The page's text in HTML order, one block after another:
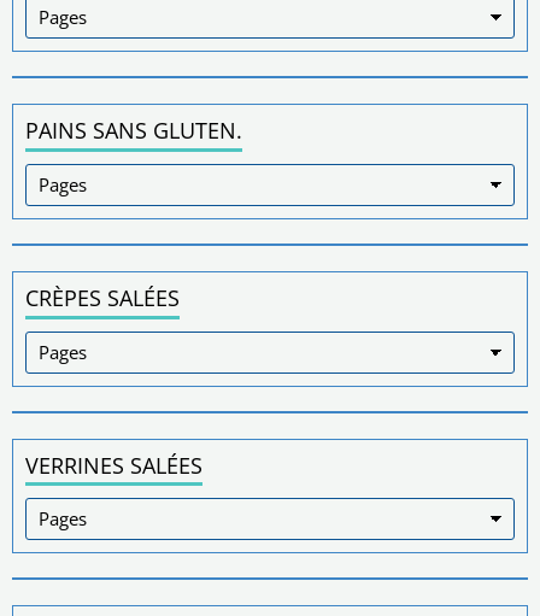
PAINS SANS GLUTEN.
CRÈPES SALÉES
VERRINES SALÉES